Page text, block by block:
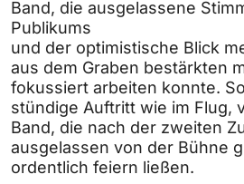
Band, die ausgelassene
Publikums
und der optimistische Blick
aus dem Graben bestärkten
fokussiert arbeiten konnte.
stündige Auftritt wie im Flug,
Band, die nach der zweiten
ausgelassen von der Bühne
ordentlich feiern ließen.